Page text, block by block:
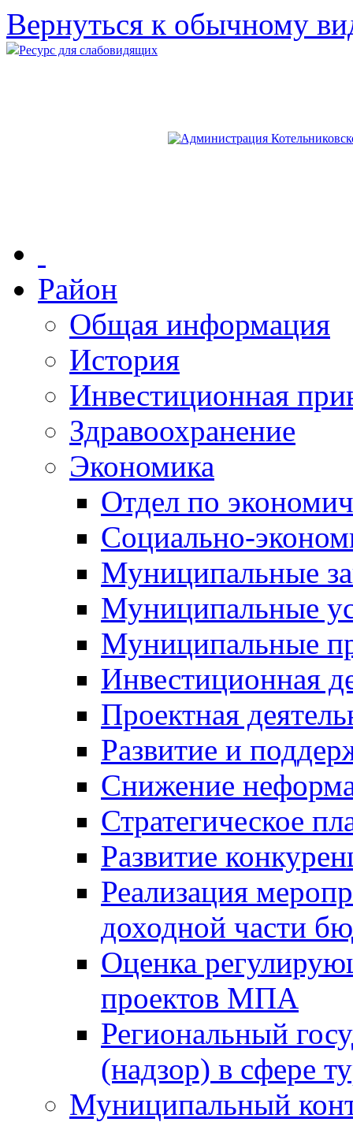
Вернуться к обычному
Ресурс для слабовидящих
Район
Общая информация
История
Инвестиционная
Здравоохранение
Экономика
Отдел по
Социально-
Муниципальные
Муниципальные
Муниципальные
Инвестиционная
Проектная
Развитие и
Снижение
Стратегическое
Развитие
Реализация
доходной части
Оценка
проектов МПА
Региональный
(надзор) в сфере
Муниципальный